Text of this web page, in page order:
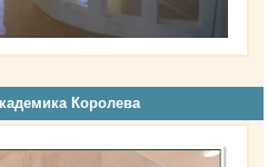
Королева